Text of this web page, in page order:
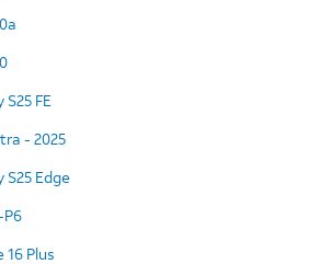
FE
- 2025
S25 Edge
P6
16 Plus